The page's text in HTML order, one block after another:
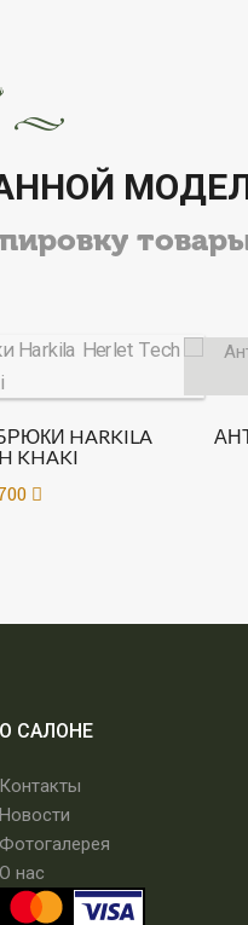
HARKILA
KHAKI
О САЛОНЕ
Контакты
Новости
Фотогалерея
О нас